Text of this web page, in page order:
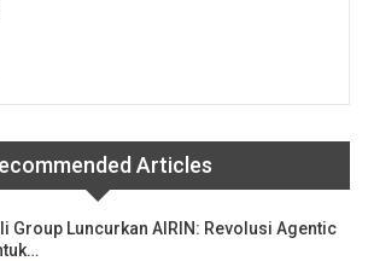
Articles
Group Luncurkan AIRIN: Revolusi Agentic